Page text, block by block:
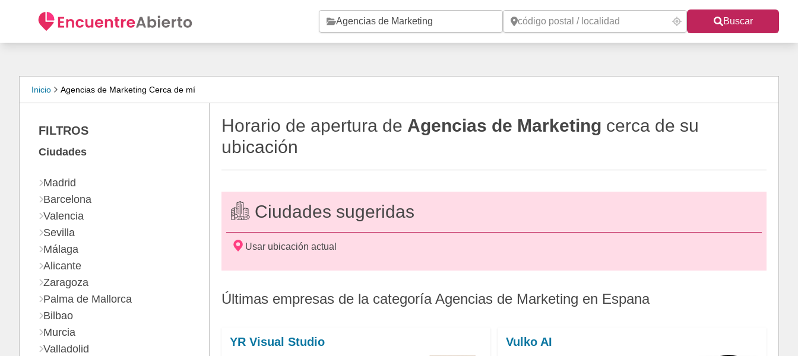
Buscar
Inicio Agencias de Marketing Cerca de mí
Horario de apertura de Agencias de Marketing cerca de su
ubicación
Ciudades sugeridas
Usar ubicación actual
Últimas empresas de la categoría Agencias de Marketing en Espana
YR Visual Studio Vulko AI
FILTROS
Ciudades
Madrid
Barcelona
Valencia
Sevilla
Málaga
Alicante
Zaragoza
Palma de Mallorca
Bilbao
Murcia
Valladolid